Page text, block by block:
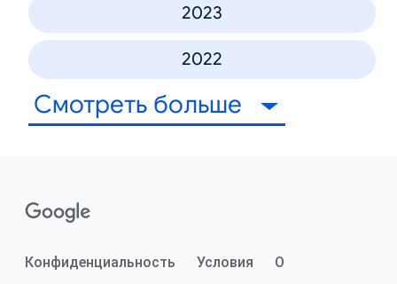
2023
2022
Смотреть больше
Конфиденциальность Условия О